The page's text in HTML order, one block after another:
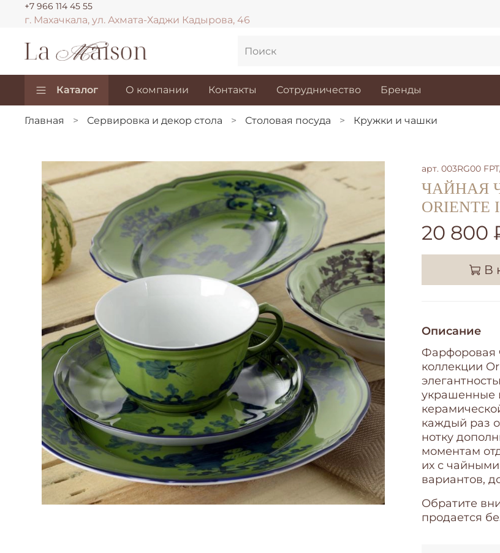
г. Махачкала, ул. Ахмата-Хаджи Кадырова, 46
+7 966 114 45 55
Каталог О компании Контакты Сотрудничество Бренды
Главная Сервировка и декор стола Столовая посуда Кружки и чашки
арт. 003RG00
ЧАЙНАЯ
ORIENTE
20 800
В
Описание
Фарфоровая
коллекции
украшенные
каждый раз
нотку
моментам
их с
вариантов,
Обратите
продается